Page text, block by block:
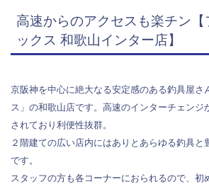
高速からのアクセスも楽チン
ックス 和歌山インター店】
京阪神を中心に絶大なる安定感のある釣具屋さ
ス」の和歌山店です。高速のインターチェンジ
されており利便性抜群。
２階建ての広い店内にはありとあらゆる釣具と
です。
スタッフの方も各コーナーにおられるので、初